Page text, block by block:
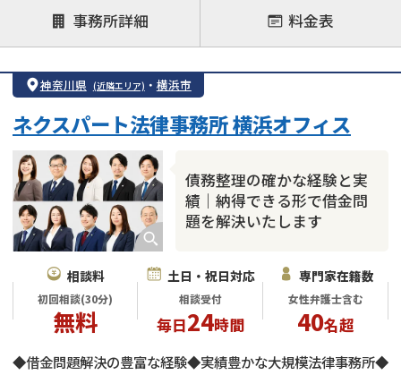
借金返済相談・交渉
自己破産
任意整理
個人再生
時効援用
会社破産・法人破産
住宅ローン
消費者金融・サラ金
カードローン
事務所詳細 料金表
神奈川県 (近隣エリア) ・ 横浜市
債務整理の確かな経験と実
績｜納得できる形で借金問
題を解決いたします
ネクスパート法律事務所 横浜オフィス
相談料
初回相談(30分)
無料
土日・祝日対応
相談受付
毎日24時間
専門家在籍数
女性弁護士含む
40名超
◆借金問題解決の豊富な経験◆実績豊かな大規模法律事務所◆